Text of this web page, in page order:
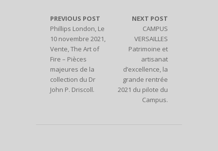
PREVIOUS POST
Phillips London, Le
10 novembre 2021,
Vente, The Art of
Fire – Pièces
majeures de la
collection du Dr
John P. Driscoll.
NEXT POST
CAMPUS
VERSAILLES
Patrimoine et
artisanat
d’excellence, la
grande rentrée
2021 du pilote du
Campus.